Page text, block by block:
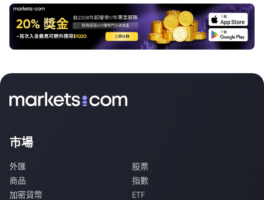
市場
外匯
股票
商品
指數
加密貨幣
ETF